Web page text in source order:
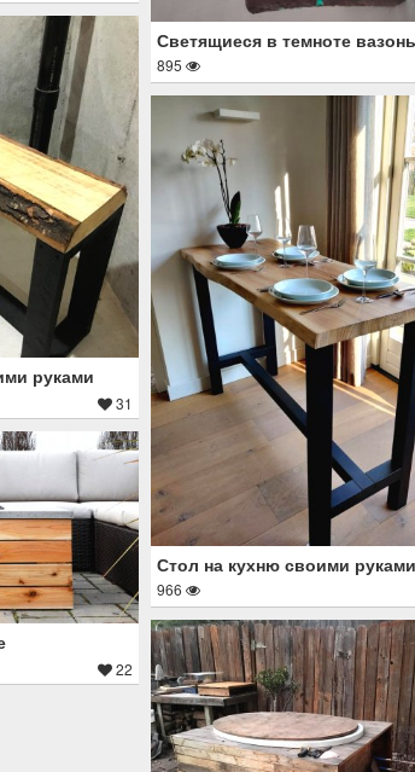
Светящиеся в темноте
895
руками
31
Стол на кухню своими руками
966
22